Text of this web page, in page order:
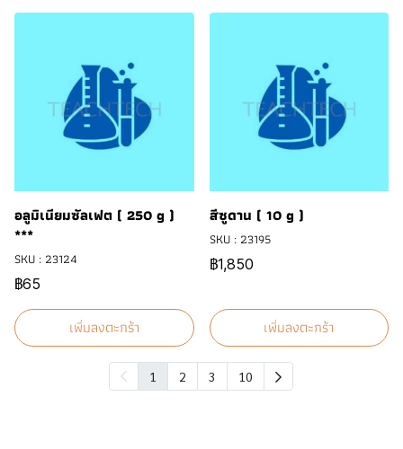
อลูมิเนียมซัลเฟต ( 250 g )
***
SKU : 23124
฿65
เพิ่มลงตะกร้า
สีซูดาน ( 10 g )
SKU : 23195
฿1,850
เพิ่มลงตะกร้า
1 2 3 10